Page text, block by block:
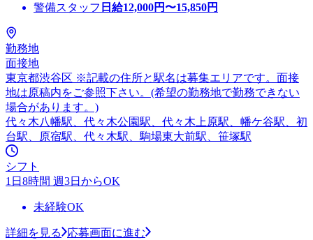
警備スタッフ 日給12,000円〜15,850円
勤務地
面接地
東京都渋谷区 ※記載の住所と駅名は募集エリアです。面接
地は原稿内をご参照下さい。(希望の勤務地で勤務できない
場合があります。)
代々木八幡駅、代々木公園駅、代々木上原駅、幡ケ谷駅、初
台駅、原宿駅、代々木駅、駒場東大前駅、笹塚駅
シフト
1日8時間 週3日からOK
未経験OK
詳細を見る
応募画面に進む